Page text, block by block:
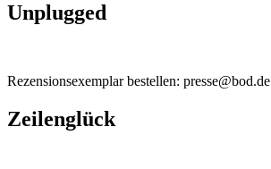
Unplugged
Rezensionsexemplar bestellen: presse@bod.de
Zeilenglück